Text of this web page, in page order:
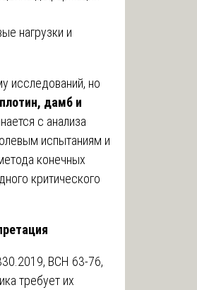
нагрузки и
исследований, но
дамб и
с анализа
испытаниям и
конечных
критического
ВСН 63-76,
требует их